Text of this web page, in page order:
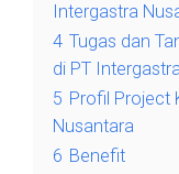
Intergastra
4 Tugas dan
di PT
5 Profil Project
Nusantara
6 Benefit